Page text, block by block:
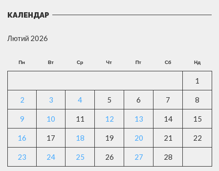
КАЛЕНДАР
Лютий 2026
Пн Вт Ср Чт Пт Сб Нд
1
2 3 4 5 6 7 8
9 10 11 12 13 14 15
16 17 18 19 20 21 22
23 24 25 26 27 28